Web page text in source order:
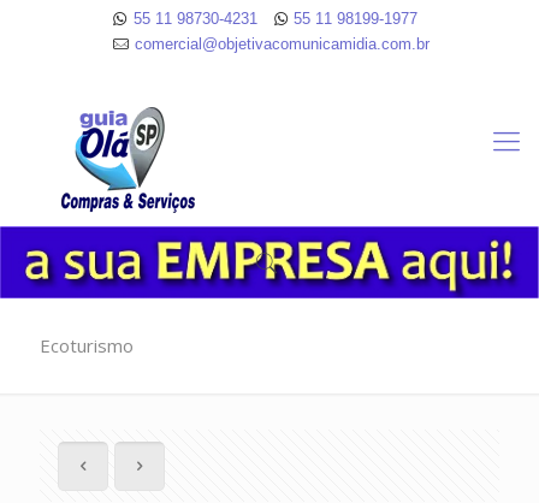
55 11 98730-4231
55 11 98199-1977
comercial@objetivacomunicamidia.com.br
Ecoturismo